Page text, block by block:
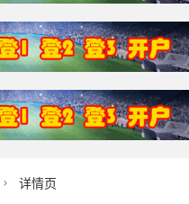
 详情页